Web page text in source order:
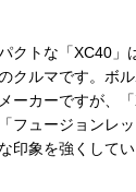
クトな「XC40」
クルマです。ボ
ーカーですが、
フュージョンレ
印象を強くしてい